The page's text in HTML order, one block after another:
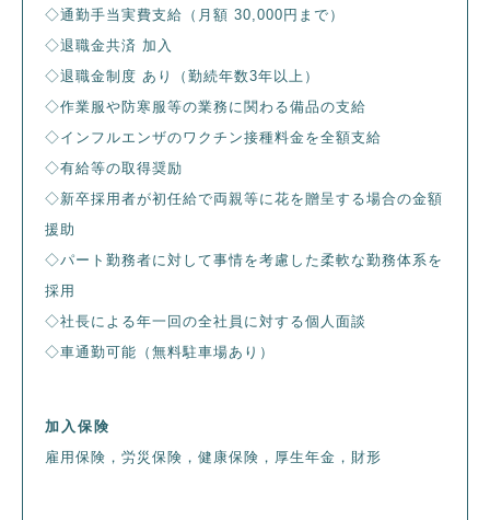
◇通勤手当実費支給（月額 30,000円まで）
◇退職金共済 加入
◇退職金制度 あり（勤続年数3年以上）
◇作業服や防寒服等の業務に関わる備品の支給
◇インフルエンザのワクチン接種料金を全額支給
◇有給等の取得奨励
◇新卒採用者が初任給で両親等に花を贈呈する場合の金額
援助
◇パート勤務者に対して事情を考慮した柔軟な勤務体系を
採用
◇社長による年一回の全社員に対する個人面談
◇車通勤可能（無料駐車場あり）
加入保険
雇用保険，労災保険，健康保険，厚生年金，財形